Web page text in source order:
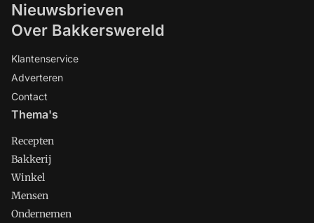
Nieuwsbrieven
Over Bakkerswereld
Klantenservice
Adverteren
Contact
Thema's
Recepten
Bakkerij
Winkel
Mensen
Ondernemen